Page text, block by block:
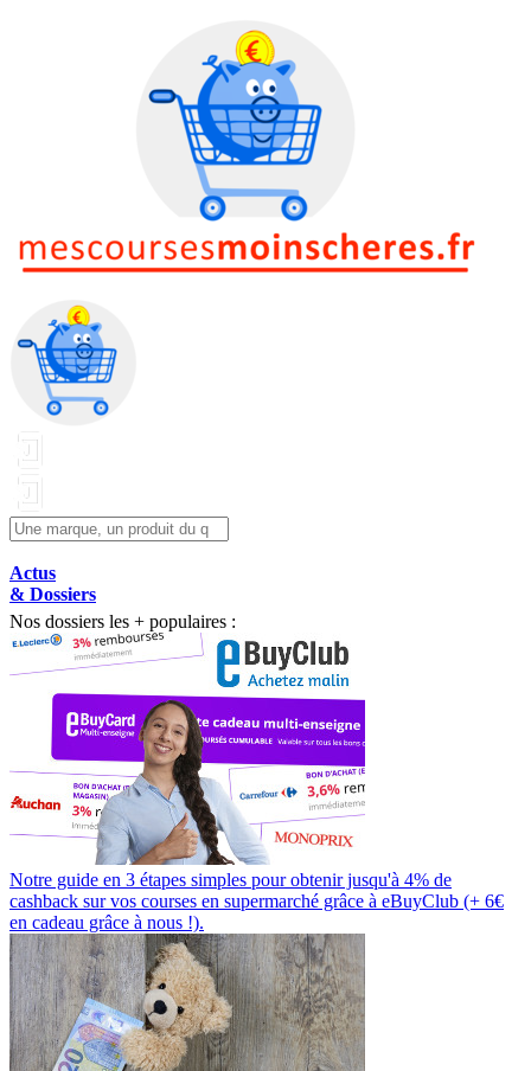
Actus
& Dossiers
Nos dossiers les + populaires :
Notre guide en 3 étapes simples pour obtenir jusqu'à 4% de
cashback sur vos courses en supermarché grâce à eBuyClub (+ 6€
en cadeau grâce à nous !).